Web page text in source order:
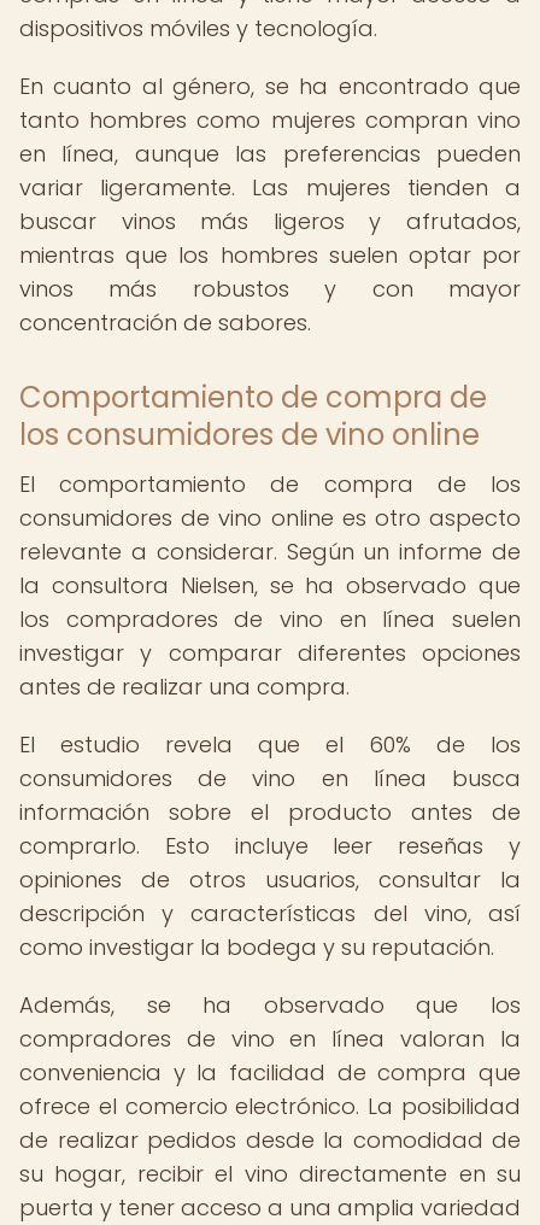
dispositivos móviles y tecnología.
En cuanto al género, se ha encontrado que
tanto hombres como mujeres compran vino
en línea, aunque las preferencias pueden
variar ligeramente. Las mujeres tienden a
buscar vinos más ligeros y afrutados,
mientras que los hombres suelen optar por
vinos más robustos y con mayor
concentración de sabores.
Comportamiento de compra de
los consumidores de vino online
El comportamiento de compra de los
consumidores de vino online es otro aspecto
relevante a considerar. Según un informe de
la consultora Nielsen, se ha observado que
los compradores de vino en línea suelen
investigar y comparar diferentes opciones
antes de realizar una compra.
El estudio revela que el 60% de los
consumidores de vino en línea busca
información sobre el producto antes de
comprarlo. Esto incluye leer reseñas y
opiniones de otros usuarios, consultar la
descripción y características del vino, así
como investigar la bodega y su reputación.
Además, se ha observado que los
compradores de vino en línea valoran la
conveniencia y la facilidad de compra que
ofrece el comercio electrónico. La posibilidad
de realizar pedidos desde la comodidad de
su hogar, recibir el vino directamente en su
puerta y tener acceso a una amplia variedad